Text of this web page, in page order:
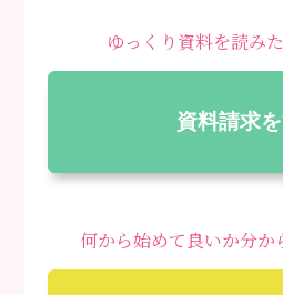
ゆっくり資料を読み
資料請求
何から始めて良いか分か